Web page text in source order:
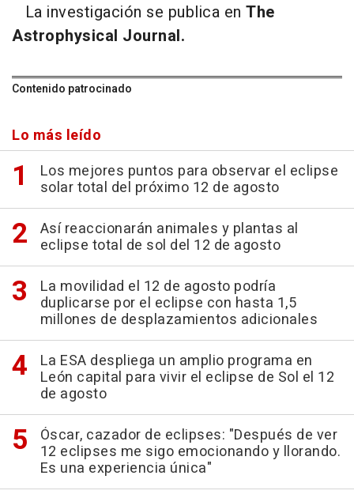
La investigación se publica en The
Astrophysical Journal.
Contenido patrocinado
Lo más leído
Los mejores puntos para observar el eclipse
solar total del próximo 12 de agosto
Así reaccionarán animales y plantas al
eclipse total de sol del 12 de agosto
La movilidad el 12 de agosto podría
duplicarse por el eclipse con hasta 1,5
millones de desplazamientos adicionales
La ESA despliega un amplio programa en
León capital para vivir el eclipse de Sol el 12
de agosto
Óscar, cazador de eclipses: "Después de ver
12 eclipses me sigo emocionando y llorando.
Es una experiencia única"